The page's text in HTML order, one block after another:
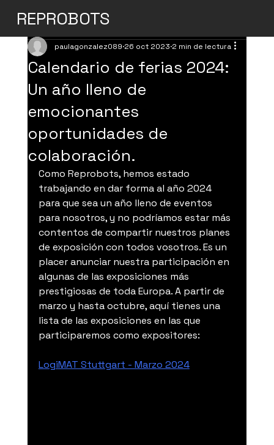
REPROBOTS
Calendario de ferias 2024:
Un año lleno de
emocionantes
oportunidades de
colaboración.
paulagonzalez089 26 oct 2023 2 min de lectura
Como Reprobots, hemos estado
trabajando en dar forma al año 2024
para que sea un año lleno de eventos
para nosotros, y no podríamos estar más
contentos de compartir nuestros planes
de exposición con todos vosotros. Es un
placer anunciar nuestra participación en
algunas de las exposiciones más
prestigiosas de toda Europa. A partir de
marzo y hasta octubre, aquí tienes una
lista de las exposiciones en las que
participaremos como expositores:
LogiMAT Stuttgart - Marzo 2024